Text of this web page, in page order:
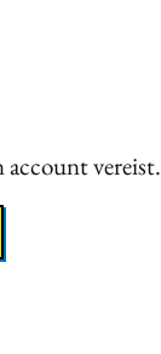
account vereist.